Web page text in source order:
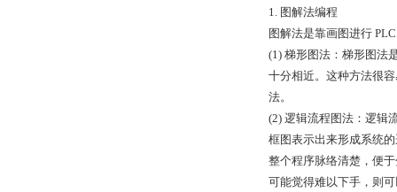
1. 图解法编程
图解法是靠画图进行
(1) 梯形图法：梯形图法
十分相近。这种方法很
法。
(2) 逻辑流程图法：逻辑
框图表示出来形成系统
整个程序脉络清楚，便
可能觉得难以下手，则